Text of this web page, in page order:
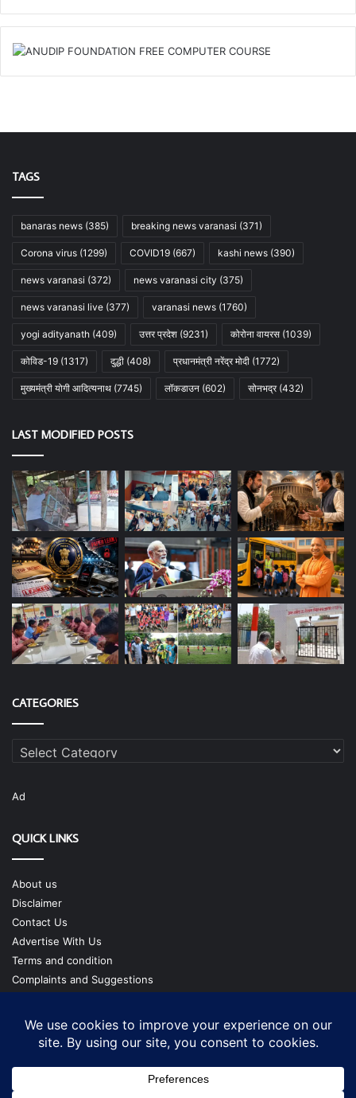
TAGS
banaras news (385) breaking news varanasi (371)
Corona virus (1299) COVID19 (667) kashi news (390)
news varanasi (372) news varanasi city (375)
news varanasi live (377) varanasi news (1760)
yogi adityanath (409) उत्तर प्रदेश (9231) कोरोना वायरस (1039)
कोविड-19 (1317) दुद्धी (408) प्रधानमंत्री नरेंद्र मोदी (1772)
मुख्यमंत्री योगी आदित्यनाथ (7745) लॉकडाउन (602) सोनभद्र(432)
LAST MODIFIED POSTS
CATEGORIES
Categories
Ad
QUICK LINKS
About us
Disclaimer
Contact Us
Advertise With Us
Terms and condition
Complaints and Suggestions
Our Team
Copyright @ cmgtimes.com